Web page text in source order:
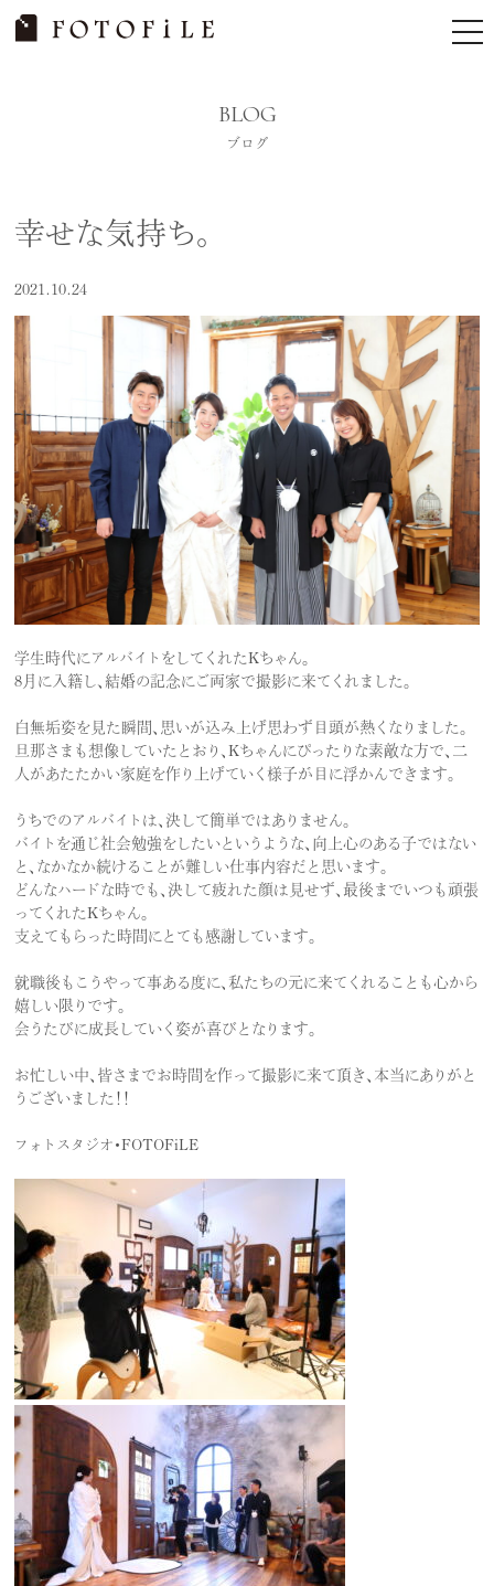
Skip
BLOG
ブログ
幸せな気持ち。
2021.10.24
学生時代にアルバイトをしてくれたKちゃん。
8月に入籍し、結婚の記念にご両家で撮影に来てくれました。
白無垢姿を見た瞬間、思いが込み上げ思わず目頭が熱くなりました。
旦那さまも想像していたとおり、Kちゃんにぴったりな素敵な方で、二
人があたたかい家庭を作り上げていく様子が目に浮かんできます。
うちでのアルバイトは、決して簡単ではありません。
バイトを通じ社会勉強をしたいというような、向上心のある子ではない
と、なかなか続けることが難しい仕事内容だと思います。
どんなハードな時でも、決して疲れた顔は見せず、最後までいつも頑張
ってくれたKちゃん。
支えてもらった時間にとても感謝しています。
就職後もこうやって事ある度に、私たちの元に来てくれることも心から
嬉しい限りです。
会うたびに成長していく姿が喜びとなります。
お忙しい中、皆さまでお時間を作って撮影に来て頂き、本当にありがと
うございました！！
フォトスタジオ・FOTOFiLE